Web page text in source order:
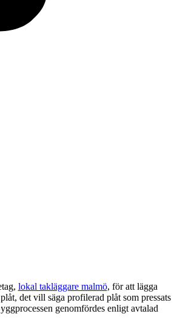
lokal takläggare malmö, för att lägga
det vill säga profilerad plåt som pressats
genomfördes enligt avtalad